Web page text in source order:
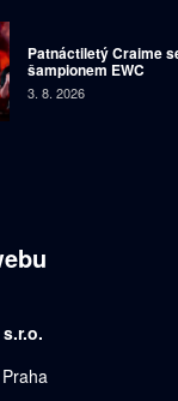
Patnáctiletý Craime
šampionem EWC
3. 8. 2026